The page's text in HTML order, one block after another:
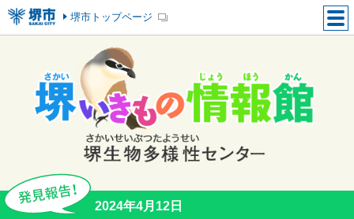
堺市トップページ
2024年4月12日